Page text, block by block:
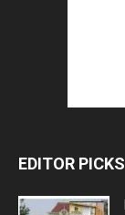
EDITOR PICKS